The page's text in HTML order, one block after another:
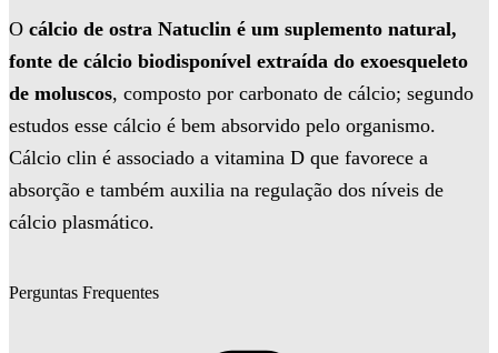
O cálcio de ostra Natuclin é um suplemento natural,
fonte de cálcio biodisponível extraída do exoesqueleto
de moluscos, composto por carbonato de cálcio; segundo
estudos esse cálcio é bem absorvido pelo organismo.
Cálcio clin é associado a vitamina D que favorece a
absorção e também auxilia na regulação dos níveis de
cálcio plasmático.
Perguntas Frequentes